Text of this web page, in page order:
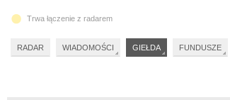
Trwa łączenie z radarem
RADAR WIADOMOŚCI GIEŁDA FUNDUSZE